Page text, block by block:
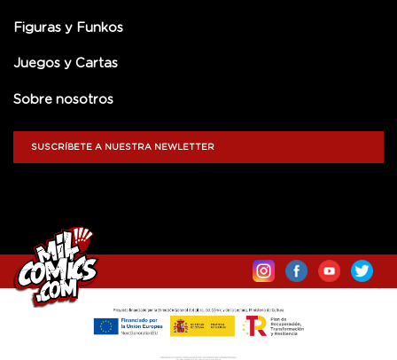
Figuras y Funkos
Juegos y Cartas
Sobre nosotros
SUSCRÍBETE A NUESTRA NEWLETTER